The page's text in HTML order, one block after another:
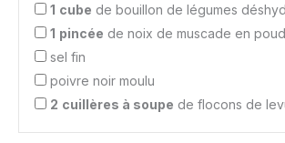
1 cube de bouillon de légumes
1 pincée de noix de muscade en
sel fin
poivre noir moulu
2 cuillères à soupe de flocons de